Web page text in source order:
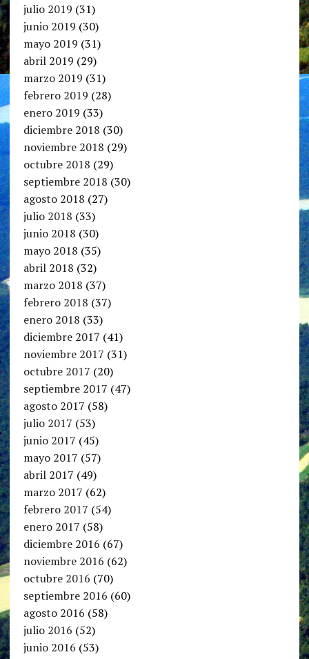
julio 2019 (31)
junio 2019 (30)
mayo 2019 (31)
abril 2019 (29)
marzo 2019 (31)
febrero 2019 (28)
enero 2019 (33)
diciembre 2018 (30)
noviembre 2018 (29)
octubre 2018 (29)
septiembre 2018 (30)
agosto 2018 (27)
julio 2018 (33)
junio 2018 (30)
mayo 2018 (35)
abril 2018 (32)
marzo 2018 (37)
febrero 2018 (37)
enero 2018 (33)
diciembre 2017 (41)
noviembre 2017 (31)
octubre 2017 (20)
septiembre 2017 (47)
agosto 2017 (58)
julio 2017 (53)
junio 2017 (45)
mayo 2017 (57)
abril 2017 (49)
marzo 2017 (62)
febrero 2017 (54)
enero 2017 (58)
diciembre 2016 (67)
noviembre 2016 (62)
octubre 2016 (70)
septiembre 2016 (60)
agosto 2016 (58)
julio 2016 (52)
junio 2016 (53)